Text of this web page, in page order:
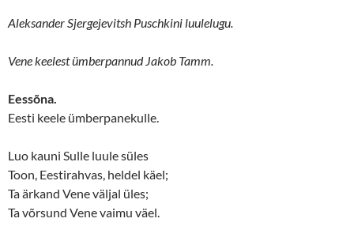
p
s
i
e
w
w
o
w
)
(
O
n
s
w
n
d
o
w
)
Aleksander Sjergejevitsh Puschkini luulelugu.
Vene keelest ümberpannud Jakob Tamm.
Eessõna.
Eesti keele ümberpanekulle.
Luo kauni Sulle luule süles
Toon, Eestirahvas, heldel käel;
Ta ärkand Vene väljal üles;
Ta võrsund Vene vaimu väel.